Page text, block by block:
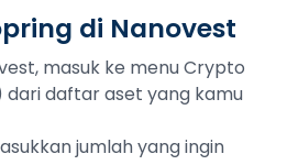
di Nanovest
masuk ke menu Crypto
dari daftar aset yang kamu
jumlah yang ingin